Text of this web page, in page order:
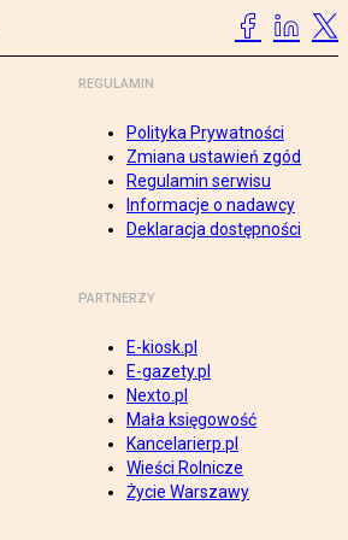
REGULAMIN
Polityka Prywatności
Zmiana ustawień zgód
Regulamin serwisu
Informacje o nadawcy
Deklaracja dostępności
PARTNERZY
E-kiosk.pl
E-gazety.pl
Nexto.pl
Mała księgowość
Kancelarierp.pl
Wieści Rolnicze
Życie Warszawy